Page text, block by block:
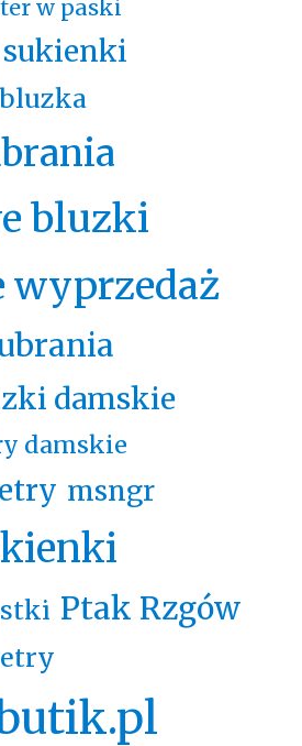
w paski
bluzki
wyprzedaż
damskie
damskie
msngr
Ptak Rzgów